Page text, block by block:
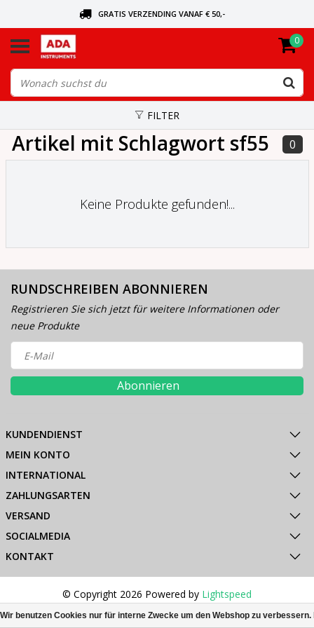
GRATIS VERZENDING VANAF € 50,-
VANDAAG BESTELD, VANDAAG VERZONDEN
0
FILTER
Artikel mit Schlagwort sf55 0
Keine Produkte gefunden!...
RUNDSCHREIBEN ABONNIEREN
Registrieren Sie sich jetzt für weitere Informationen oder
neue Produkte
Abonnieren
KUNDENDIENST
MEIN KONTO
INTERNATIONAL
ZAHLUNGSARTEN
VERSAND
SOCIALMEDIA
KONTAKT
© Copyright 2026 Powered by Lightspeed
All rights reserved byInStijl Media
Wir benutzen Cookies nur für interne Zwecke um den Webshop zu